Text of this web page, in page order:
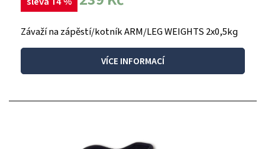
Závaží na zápěstí/kotník ARM/LEG WEIGHTS 2x0,5kg
VÍCE INFORMACÍ